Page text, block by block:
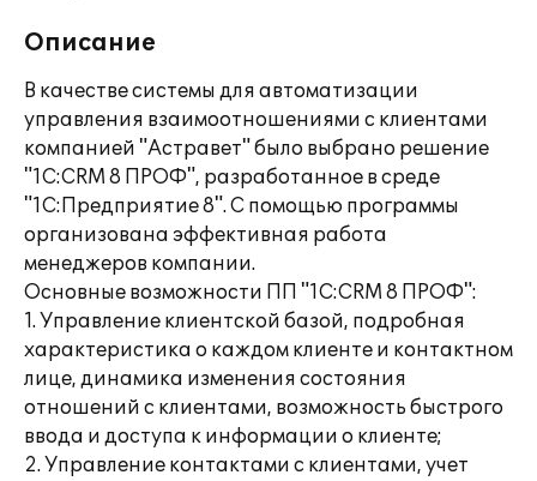
Описание
В качестве системы для автоматизации
управления взаимоотношениями с клиентами
компанией "Астравет" было выбрано решение
"1С:СRM 8 ПРОФ", разработанное в среде
"1С:Предприятие 8". С помощью программы
организована эффективная работа
менеджеров компании.
Основные возможности ПП "1С:CRM 8 ПРОФ":
1. Управление клиентской базой, подробная
характеристика о каждом клиенте и контактном
лице, динамика изменения состояния
отношений с клиентами, возможность быстрого
ввода и доступа к информации о клиенте;
2. Управление контактами с клиентами, учет